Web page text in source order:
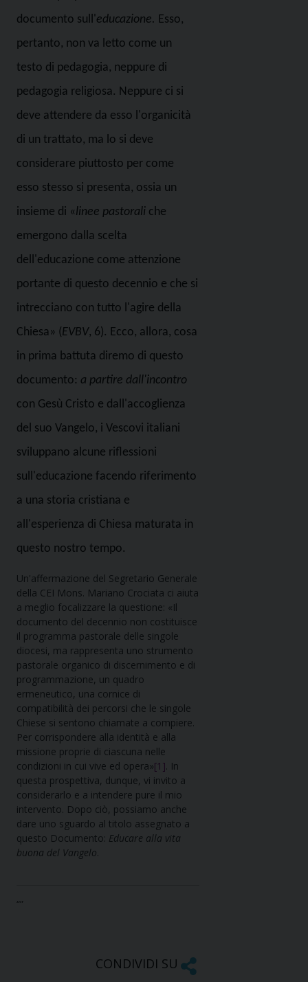
documento sull'educazione. Esso,
pertanto, non va letto come un
testo di pedagogia, neppure di
pedagogia religiosa. Neppure ci si
deve attendere da esso l'organicità
di un trattato, ma lo si deve
considerare piuttosto per come
esso stesso si presenta, ossia un
insieme di «linee pastorali che
emergono dalla scelta
dell'educazione come attenzione
portante di questo decennio e che si
intrecciano con tutto l'agire della
Chiesa» (EVBV, 6). Ecco, allora, cosa
in prima battuta diremo di questo
documento: a partire dall'incontro
con Gesù Cristo e dall'accoglienza
del suo Vangelo, i Vescovi italiani
sviluppano alcune riflessioni
sull'educazione facendo riferimento
a una storia cristiana e
all'esperienza di Chiesa maturata in
questo nostro tempo.
Un'affermazione del Segretario Generale
della CEI Mons. Mariano Crociata ci aiuta
a meglio focalizzare la questione: «Il
documento del decennio non costituisce
il programma pastorale delle singole
diocesi, ma rappresenta uno strumento
pastorale organico di discernimento e di
programmazione, un quadro
ermeneutico, una cornice di
compatibilità dei percorsi che le singole
Chiese si sentono chiamate a compiere.
Per corrispondere alla identità e alla
missione proprie di ciascuna nelle
condizioni in cui vive ed opera»[1]. In
questa prospettiva, dunque, vi invito a
considerarlo e a intendere pure il mio
intervento. Dopo ciò, possiamo anche
dare uno sguardo al titolo assegnato a
questo Documento: Educare alla vita
buona del Vangelo.
“”
CONDIVIDI SU